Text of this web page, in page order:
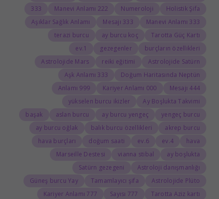
Holistik Şifa
Numeroloji
222 Manevi Anlamı
333
333 Manevi Anlamı
333 Mesajı
Aşıklar Sağlık Anlamı
Tarotta Güç Kartı
ay burcu koç
terazi burcu
burçların özellikleri
gezegenler
1.ev
Astrolojide Satürn
reiki eğitimi
Astrolojide Mars
Doğum Haritasında Neptün
333 Aşk Anlamı
444 Mesajı
000 Kariyer Anlamı
999 Anlamı
Ay Boşlukta Takvimi
yükselen burcu ikizler
yengeç burcu
ay burcu yengeç
aslan burcu
başak
akrep burcu
balık burcu özellikleri
ay burcu oğlak
hava
4.ev
6.ev
doğum saati
hava burçları
ay boşlukta
vianna stibal
Marseille Destesi
Astroloji danışmanlığı
Satürn gezegeni
Astrolojide Plüto
Tamamlayıcı şifa
Güneş burcu Yay
Tarotta Aziz kartı
777 Sayısı
777 Kariyer Anlamı